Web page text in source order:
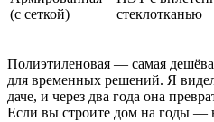
(с сеткой)
стеклотканью
Полиэтиленовая — самая
для временных решений. Я
даче, и через два года она
Если вы строите дом на годы —